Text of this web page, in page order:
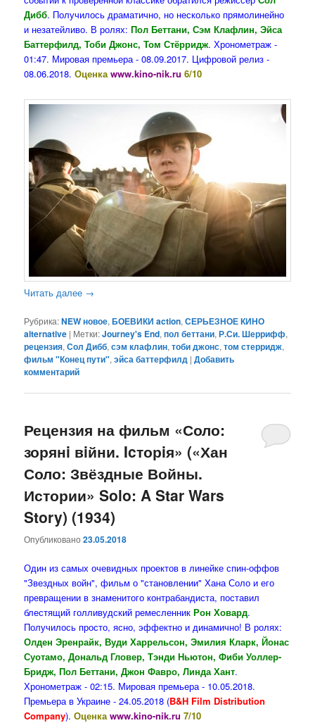
Дибб. Получилось драматично, но несколько прямолинейно
и незатейливо. В ролях:Пол Беттани, Сэм Клафлин, Эйса
Баттерфилд, Тоби Джонс, Том Стёрридж. Хронометраж -
01:47. Мировая премьера - 08.09.2017. Цифровой релиз -
08.06.2018.Оценкаwww.kino-nik.ru 6/10
Читать далее →
Рубрика:NEW новое,БОЕВИКИ action,СЕРЬЕЗНОЕ КИНО
alternative | Метки:Journey's End,пол беттани,Р.Си. Шеррифф,
рецензия,Сол Дибб,сэм клафлин,тоби джонс,том стерридж,
фильм "Конец пути",эйса баттерфилд |Добавить
комментарий
Рецензия на фильм «Соло:
зорянi вiйни. Icторiя» («Хан
Соло: Звёздные Войны.
Истории» Solo: A Star Wars
Story) (1934)
Опубликовано23.05.2018
Один из самых очевидных проектов в линейке спин-оффов
"Звездных войн", фильм о "становлении" Хана Соло и его
превращении в знаменитого контрабандиста, поставил
блестящий голливудский ремесленникРон Ховард.
Получилось просто, ясно, эффектно и динамично! В ролях:
Олден Эренрайк, Вуди Харрельсон, Эмилия Кларк, Йонас
Суотамо, Дональд Гловер, Тэнди Ньютон, Фиби Уоллер-
Бридж, Пол Беттани, Джон Фавро, Линда Хант.
Хронометраж - 02:15. Мировая премьера - 10.05.2018.
Премьера в Украине - 24.05.2018 (B&H Film Distribution
Company).Оценка www.kino-nik.ru 7/10